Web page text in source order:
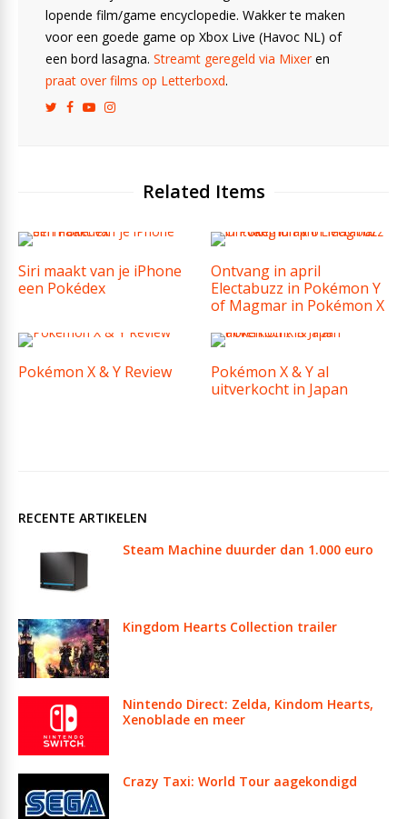
lopende film/game encyclopedie. Wakker te maken
voor een goede game op Xbox Live (Havoc NL) of
een bord lasagna. Streamt geregeld via Mixeren
praat over films op Letterboxd.
Related Items
Siri maakt van je iPhone
een Pokédex
Ontvang in april
Electabuzz in Pokémon Y
of Magmar in Pokémon X
Pokémon X & Y Review
Pokémon X & Y al
uitverkocht in Japan
RECENTE ARTIKELEN
Steam Machine duurder dan 1.000 euro
Kingdom Hearts Collection trailer
Nintendo Direct: Zelda, Kindom Hearts,
Xenoblade en meer
Crazy Taxi: World Tour aagekondigd